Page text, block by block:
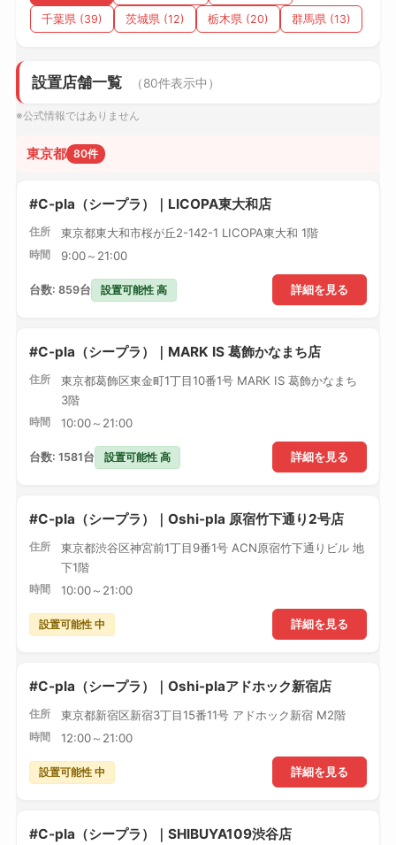
千葉県 (39) 茨城県 (12) 栃木県 (20) 群馬県 (13)
設置店舗一覧 （80件表示中）
※公式情報ではありません
東京都 80件
#C-pla（シープラ）｜LICOPA東大和店
住所 東京都東大和市桜が丘2-142-1 LICOPA東大和 1階
時間 9:00～21:00
詳細を見る
台数: 859台 設置可能性 高
#C-pla（シープラ）｜MARK IS 葛飾かなまち店
住所
東京都葛飾区東金町1丁目10番1号 MARK IS 葛飾かなまち
3階
時間 10:00～21:00
詳細を見る
台数: 1581台 設置可能性 高
#C-pla（シープラ）｜Oshi-pla 原宿竹下通り2号店
住所
東京都渋谷区神宮前1丁目9番1号 ACN原宿竹下通りビル 地
下1階
時間 10:00～21:00
詳細を見る
設置可能性 中
#C-pla（シープラ）｜Oshi-plaアドホック新宿店
住所 東京都新宿区新宿3丁目15番11号 アドホック新宿 M2階
時間 12:00～21:00
詳細を見る
設置可能性 中
#C-pla（シープラ）｜SHIBUYA109渋谷店